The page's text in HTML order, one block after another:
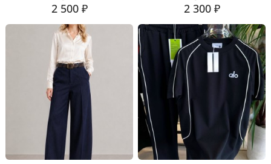
2 500 ₽ 2 300 ₽